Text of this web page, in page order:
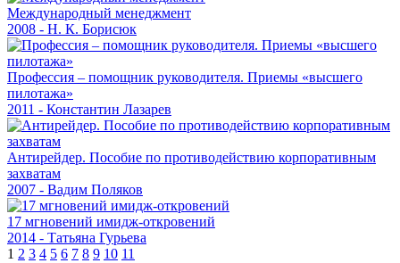
Международный менеджмент
2008 - Н. К. Борисюк
Профессия – помощник руководителя. Приемы «высшего
пилотажа»
2011 - Константин Лазарев
Антирейдер. Пособие по противодействию корпоративным
захватам
2007 - Вадим Поляков
17 мгновений имидж-откровений
2014 - Татьяна Гурьева
1 2 3 4 5 6 7 8 9 10 11